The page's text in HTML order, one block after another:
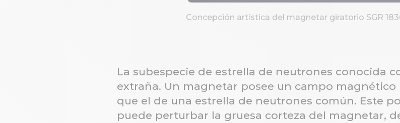
Concepción artística del magnetar giratorio SGR
La subespecie de estrella de neutrones conocida
extraña. Un magnetar posee un campo
que el de una estrella de neutrones común. Este
puede perturbar la gruesa corteza del magnetar,